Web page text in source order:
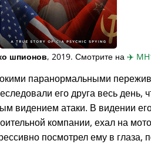
шпионов, 2019. Смотрите на ✈️
паранормальными
его друга весь день,
видением атаки. В видении его
компании, ехал на
посмотрел ему в глаза,